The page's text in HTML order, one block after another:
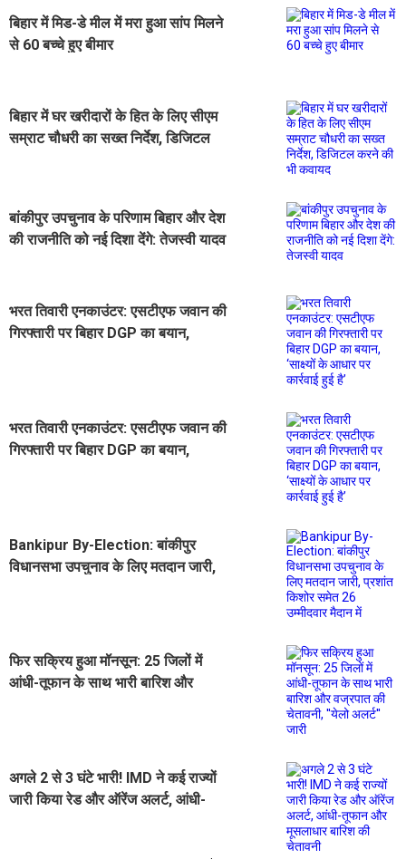
बिहार में मिड-डे मील में मरा हुआ सांप मिलने
से 60 बच्चे हुए बीमार
बिहार में घर खरीदारों के हित के लिए सीएम
सम्राट चौधरी का सख्त निर्देश, डिजिटल
बांकीपुर उपचुनाव के परिणाम बिहार और देश
की राजनीति को नई दिशा देंगे: तेजस्वी यादव
भरत तिवारी एनकाउंटर: एसटीएफ जवान की
गिरफ्तारी पर बिहार DGP का बयान,
भरत तिवारी एनकाउंटर: एसटीएफ जवान की
गिरफ्तारी पर बिहार DGP का बयान,
Bankipur By-Election: बांकीपुर
विधानसभा उपचुनाव के लिए मतदान जारी,
फिर सक्रिय हुआ मॉनसून: 25 जिलों में
आंधी-तूफान के साथ भारी बारिश और
अगले 2 से 3 घंटे भारी! IMD ने कई राज्यों
जारी किया रेड और ऑरेंज अलर्ट, आंधी-